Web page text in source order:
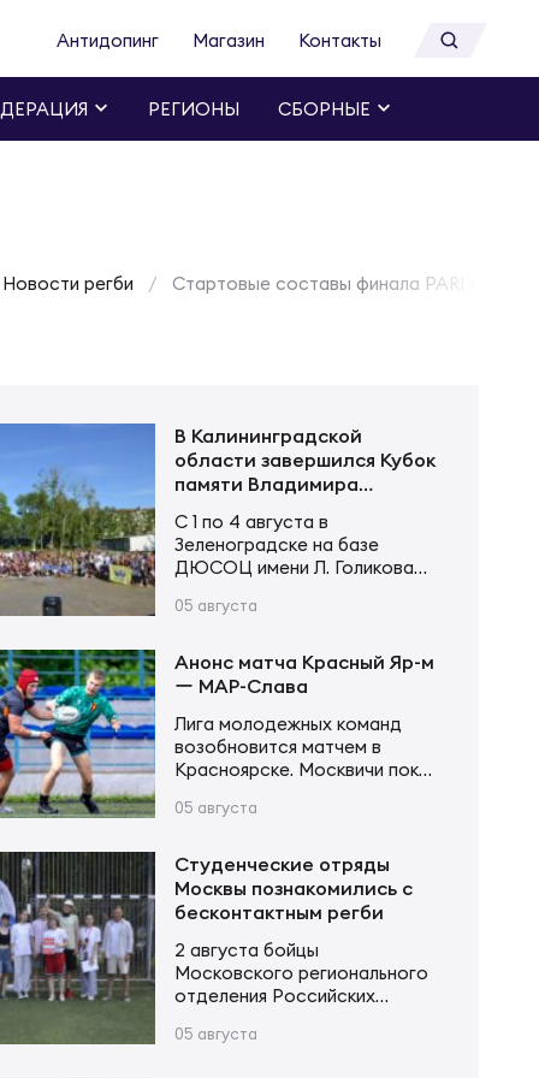
Антидопинг Магазин Контакты
РЕГИОНЫ СБОРНЫЕ
Новости регби Стартовые составы финала PARI Кубка
В Калининградской
области завершился Кубок
памяти Владимира
С 1 по 4 августа в
Зеленоградске на базе
ДЮСОЦ имени Л. Голикова
Владимира Сергеевича
приняли участие более 20
команд в трех возрастных
Мальчики и девочки до 12 лет
(2015–2016 г. р.): Мальчики и
девочки до 14 лет (2013–2014
05 августа
Анонс матча Красный Яр-м
ー МАР-Слава
Лига молодежных команд
возобновится матчем в
Красноярске. Москвичи пока
таблицу, имея в своем активе
Красноярцы занимают 4-е
место, у них 13 очков в тех же
6 матчах. В игре первого
круга «МАР-Слава» одержала
уверенную победу 43:14.
Красный Яр-м – МАР-Слава 6
августа 11:00 Красноярск,
05 августа
Студенческие отряды
Москвы познакомились с
бесконтактным регби
2 августа бойцы
Московского регионального
отделения Российских
приняли участие в Фестивале
05 августа